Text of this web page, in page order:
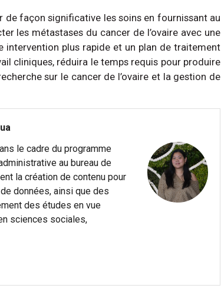
de façon significative les soins en fournissant au
les métastases du cancer de l’ovaire avec une
intervention plus rapide et un plan de traitement
cliniques, réduira le temps requis pour produire
sur le cancer de l’ovaire et la gestion de
le cadre du programme
au bureau de
la création de contenu pour
données, ainsi que des
des études en vue
sciences sociales,